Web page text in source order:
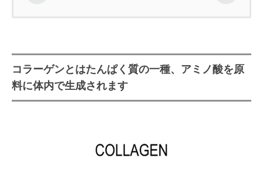
コラーゲンとはたんぱく質の一種、
コラーゲンの1日摂取量はどのぐら
い？過剰摂取した場合の問題点
コラーゲンには29種類あり、それぞ
コラーゲンとはたんぱく質の一種、アミノ酸を原
料に体内で生成されます